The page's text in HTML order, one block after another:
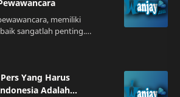
memiliki
sangatlah penting.
akan membantu Anda
berbagai macam situasi dan
Yang Harus
Adalah...